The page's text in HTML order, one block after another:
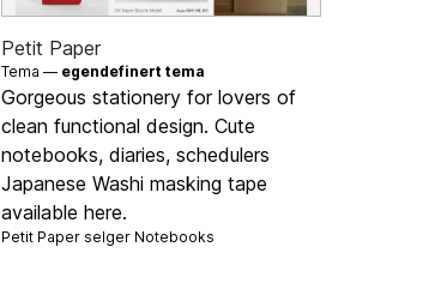
Petit Paper
Tema — egendefinert tema
Gorgeous stationery for lovers of
clean functional design. Cute
notebooks, diaries, schedulers
Japanese Washi masking tape
available here.
Petit Paper selger Notebooks